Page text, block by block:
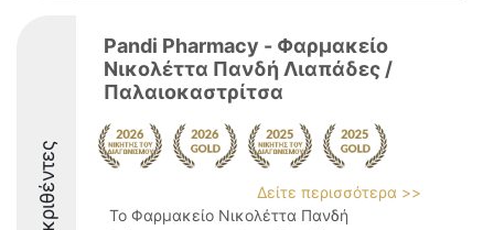
Διακριθέντες
Pandi Pharmacy - Φαρμακείο
Νικολέττα Πανδή Λιαπάδες /
Παλαιοκαστρίτσα
Δείτε περισσότερα >>
Το Φαρμακείο Νικολέττα Πανδή